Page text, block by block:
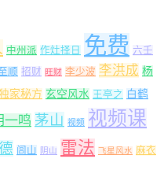
中州派 作灶择日 免费 六壬
顺 招财 旺财 李少波 李洪成 杨
家秘方 玄空风水 王亭之 白鹤
一鸣 茅山 视频 视频课
闾山 阴山 雷法 飞星风水 麻衣